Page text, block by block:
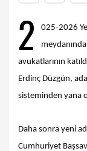
2
025-2026
avukatlarının
Erdinç Düzgün,
sisteminden yana
Daha sonra yeni
Cumhuriyet